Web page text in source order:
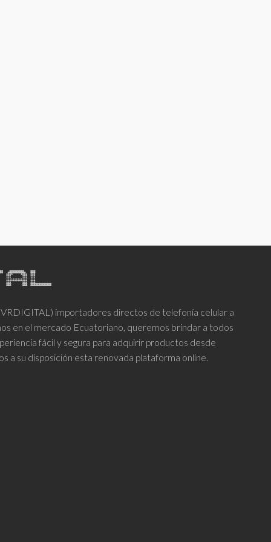
importadores directos de telefonía celular a
en el mercado Ecuatoriano, queremos brindar a todos
fácil y segura para adquirir productos desde
a su disposición esta renovada plataforma online.